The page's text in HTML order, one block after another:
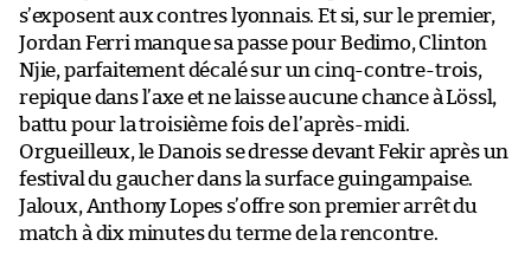
s’exposent aux contres lyonnais. Et si, sur le premier,
Jordan Ferri manque sa passe pour Bedimo, Clinton
Njie, parfaitement décalé sur un cinq-contre-trois,
repique dans l’axe et ne laisse aucune chance à Lössl,
battu pour la troisième fois de l’après-midi.
Orgueilleux, le Danois se dresse devant Fekir après un
festival du gaucher dans la surface guingampaise.
Jaloux, Anthony Lopes s’offre son premier arrêt du
match à dix minutes du terme de la rencontre.